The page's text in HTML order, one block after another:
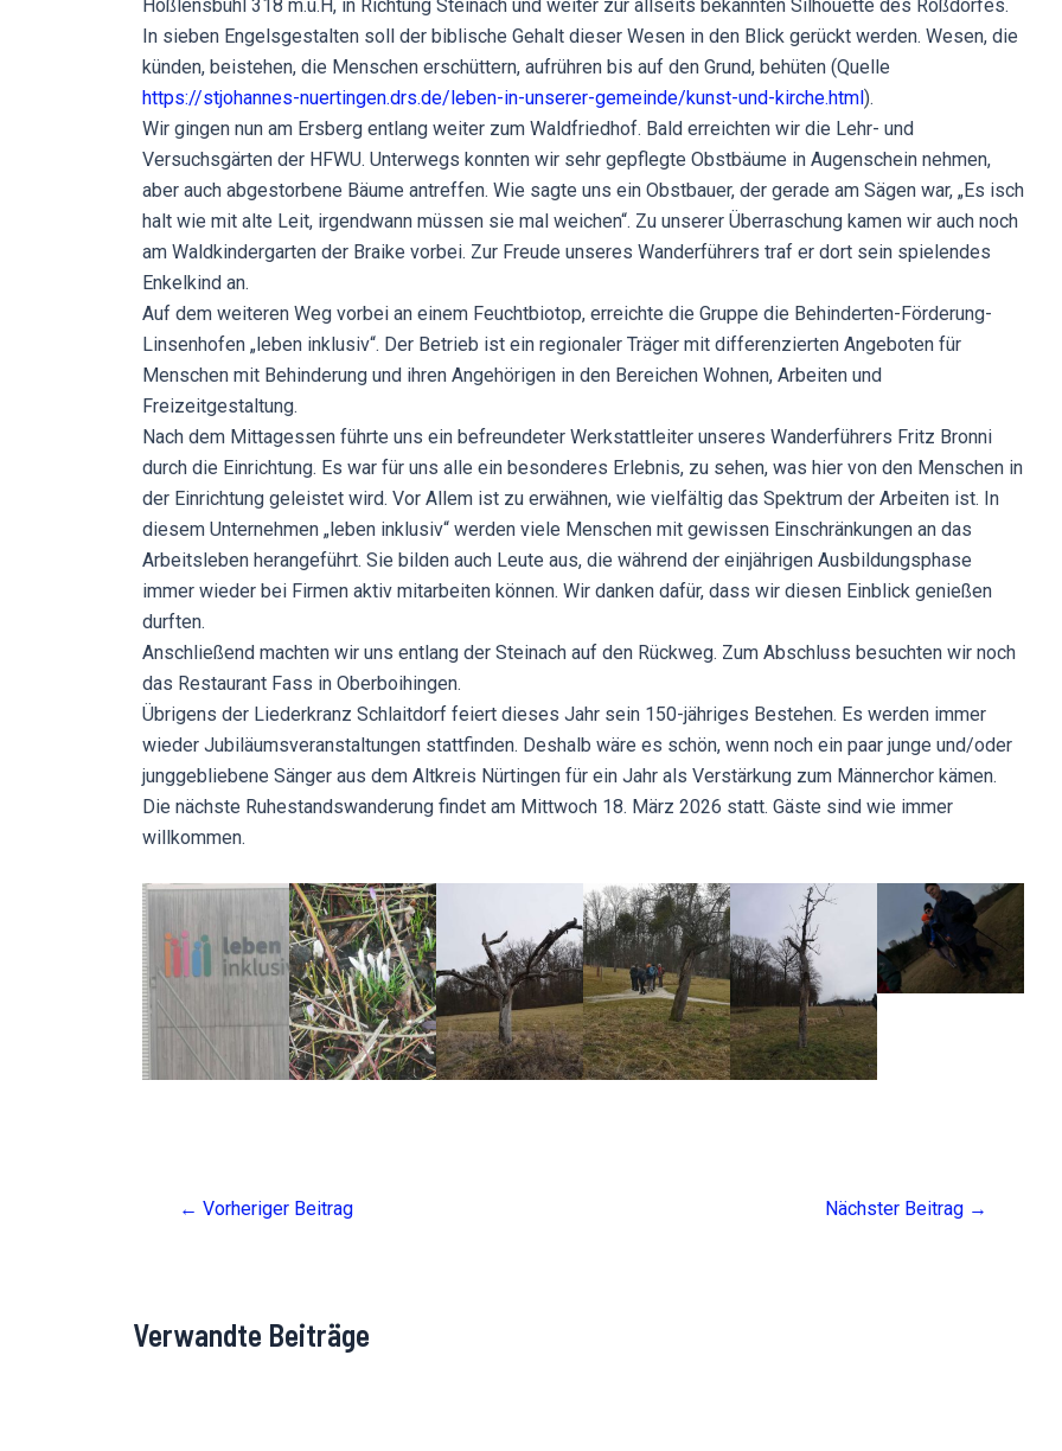
Hößlensbühl 318 m.ü.H, in Richtung Steinach und weiter zur allseits bekannten Silhouette des Roßdorfes.
In sieben Engelsgestalten soll der biblische Gehalt dieser Wesen in den Blick gerückt werden. Wesen, die
künden, beistehen, die Menschen erschüttern, aufrühren bis auf den Grund, behüten (Quelle
https://stjohannes-nuertingen.drs.de/leben-in-unserer-gemeinde/kunst-und-kirche.html).
Wir gingen nun am Ersberg entlang weiter zum Waldfriedhof. Bald erreichten wir die Lehr- und
Versuchsgärten der HFWU. Unterwegs konnten wir sehr gepflegte Obstbäume in Augenschein nehmen,
aber auch abgestorbene Bäume antreffen. Wie sagte uns ein Obstbauer, der gerade am Sägen war, „Es isch
halt wie mit alte Leit, irgendwann müssen sie mal weichen“. Zu unserer Überraschung kamen wir auch noch
am Waldkindergarten der Braike vorbei. Zur Freude unseres Wanderführers traf er dort sein spielendes
Enkelkind an.
Auf dem weiteren Weg vorbei an einem Feuchtbiotop, erreichte die Gruppe die Behinderten-Förderung-
Linsenhofen „leben inklusiv“. Der Betrieb ist ein regionaler Träger mit differenzierten Angeboten für
Menschen mit Behinderung und ihren Angehörigen in den Bereichen Wohnen, Arbeiten und
Freizeitgestaltung.
Nach dem Mittagessen führte uns ein befreundeter Werkstattleiter unseres Wanderführers Fritz Bronni
durch die Einrichtung. Es war für uns alle ein besonderes Erlebnis, zu sehen, was hier von den Menschen in
der Einrichtung geleistet wird. Vor Allem ist zu erwähnen, wie vielfältig das Spektrum der Arbeiten ist. In
diesem Unternehmen „leben inklusiv“ werden viele Menschen mit gewissen Einschränkungen an das
Arbeitsleben herangeführt. Sie bilden auch Leute aus, die während der einjährigen Ausbildungsphase
immer wieder bei Firmen aktiv mitarbeiten können. Wir danken dafür, dass wir diesen Einblick genießen
durften.
Anschließend machten wir uns entlang der Steinach auf den Rückweg. Zum Abschluss besuchten wir noch
das Restaurant Fass in Oberboihingen.
Übrigens der Liederkranz Schlaitdorf feiert dieses Jahr sein 150-jähriges Bestehen. Es werden immer
wieder Jubiläumsveranstaltungen stattfinden. Deshalb wäre es schön, wenn noch ein paar junge und/oder
junggebliebene Sänger aus dem Altkreis Nürtingen für ein Jahr als Verstärkung zum Männerchor kämen.
Die nächste Ruhestandswanderung findet am Mittwoch 18. März 2026 statt. Gäste sind wie immer
willkommen.
Post← Vorheriger Beitrag Nächster Beitrag →
Verwandte Beiträge